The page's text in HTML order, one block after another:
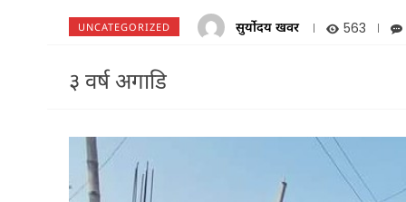
UNCATEGORIZED सुर्योदय खवर 563
३ वर्ष अगाडि